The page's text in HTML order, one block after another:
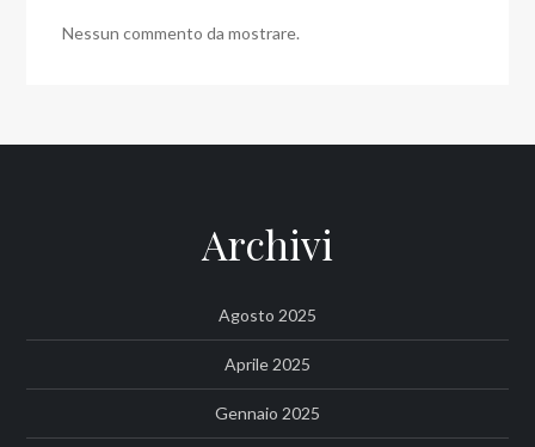
Nessun commento da mostrare.
Archivi
Agosto 2025
Aprile 2025
Gennaio 2025